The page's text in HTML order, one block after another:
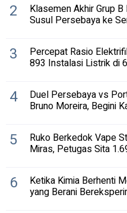
2 Klasemen Akhir Grup
Susul Persebaya ke
3 Percepat Rasio
893 Instalasi Listrik di
4 Duel Persebaya vs
Bruno Moreira, Begini
5 Ruko Berkedok Vape
Miras, Petugas Sita
6 Ketika Kimia Berhenti
yang Berani